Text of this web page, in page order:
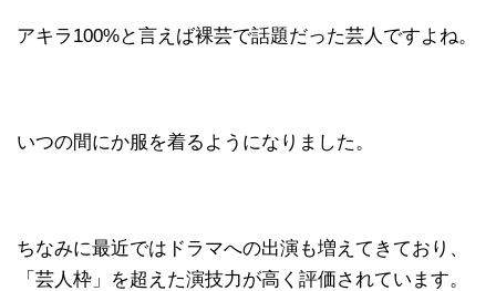
アキラ100%と言えば裸芸で話題だった芸人ですよね。
いつの間にか服を着るようになりました。
ちなみに最近ではドラマへの出演も増えてきており、
「芸人枠」を超えた演技力が高く評価されています。